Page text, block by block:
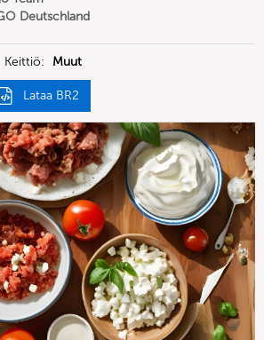
Deutschland
Keittiö: Muut
Lataa BR2